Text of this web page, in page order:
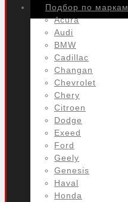
Подбор по маркам
Acura
Audi
BMW
Cadillac
Changan
Chevrolet
Chery
Citroen
Dodge
Exeed
Ford
Geely
Genesis
Haval
Honda